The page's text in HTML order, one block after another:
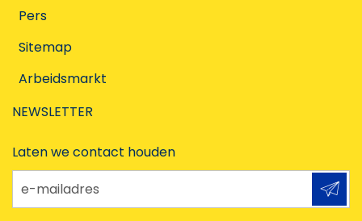
Pers
Sitemap
Arbeidsmarkt
NEWSLETTER
Laten we contact houden
e-mailadres